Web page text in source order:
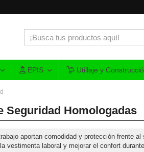
EPIS Utillaje y
Seguridad Homologadas
aportan comodidad y protección frente
vestimenta laboral y mejorar el confort